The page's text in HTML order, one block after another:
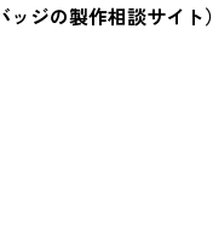
ジの製作相談サイト）